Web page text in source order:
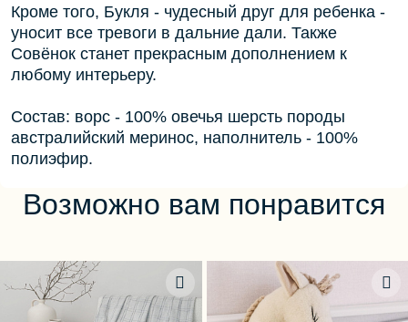
Кроме того, Букля - чудесный друг для ребенка -
уносит все тревоги в дальние дали. Также
Совёнок станет прекрасным дополнением к
любому интерьеру.
Состав: ворс - 100% овечья шерсть породы
австралийский меринос, наполнитель - 100%
полиэфир.
Возможно вам понравится